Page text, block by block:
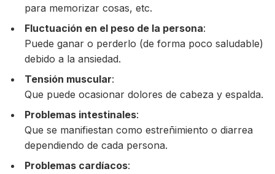
para memorizar cosas, etc.
Fluctuación en el peso de la persona:
Puede ganar o perderlo (de forma poco saludable)
debido a la ansiedad.
Tensión muscular:
Que puede ocasionar dolores de cabeza y espalda.
Problemas intestinales:
Que se manifiestan como estreñimiento o diarrea
dependiendo de cada persona.
Problemas cardíacos: